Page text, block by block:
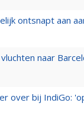
ontsnapt aan
naar
over bij IndiGo: